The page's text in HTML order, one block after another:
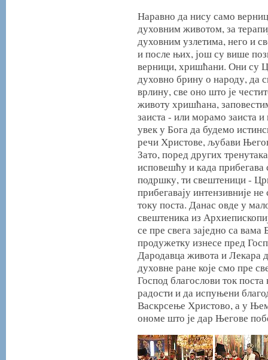
Наравно да нису само
духовним животом, за
духовним узлетима, него и
и после њих, још су више
верници, хришћани. Они су
духовно брину о народу, да
врлину, све оно што је
животу хришћана,
заиста - или морамо заиста
увек у Бога да будемо
речи Христове, љубави
Зато, поред других
исповешћу и када
подршку, ти свештеници -
прибегавају интензивније
току поста. Данас овде у
свештеника из
се пре свега заједно са
продужетку изнесе пред
Дародавца живота и Лекара
духовне ране које смо пре
Господ благослови ток
радости и да испуњени
Васкрсење Христово, а у
ономе што је дар Његове